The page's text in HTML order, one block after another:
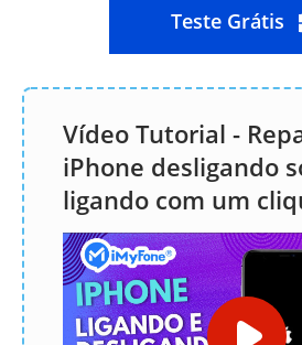
Teste Grátis
Vídeo Tutorial -
iPhone desligando
ligando com um